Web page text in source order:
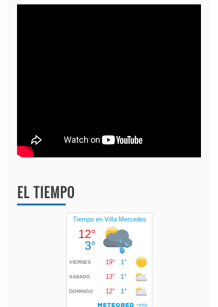
EL TIEMPO